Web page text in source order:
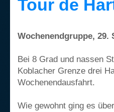
Tour de
Wochenendgruppe, 29.
Bei 8 Grad und nassen
Koblacher Grenze drei
Wochenendausfahrt.
Wie gewohnt ging es